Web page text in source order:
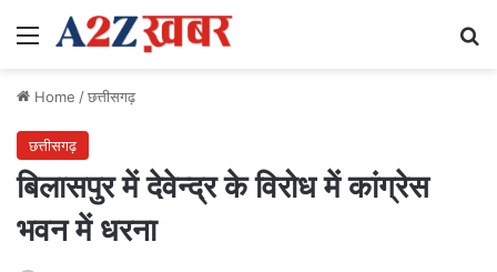
Menu
Home /छत्तीसगढ़
छत्तीसगढ़
बिलासपुर में देवेन्द्र के विरोध में कांग्रेस
भवन में धरना